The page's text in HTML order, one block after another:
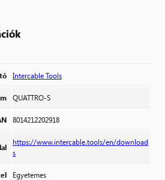
Intercable Tools
QUATTRO-S
8014212202918
https://www.intercable.tools/en/download
s
Egyetemes